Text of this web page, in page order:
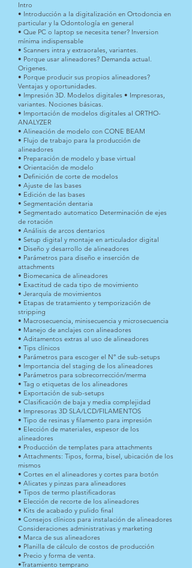
Intro
• Introducción a la digitalización en Ortodoncia en
particular y la Odontología en general
• Que PC o laptop se necesita tener? Inversion
mínima indispensable
• Scanners intra y extraorales, variantes.
• Porque usar alineadores? Demanda actual.
Origenes.
• Porque producir sus propios alineadores?
Ventajas y oportunidades.
• Impresión 3D. Modelos digitales • Impresoras,
variantes. Nociones básicas.
• Importación de modelos digitales al ORTHO-
ANALYZER
• Alineación de modelo con CONE BEAM
• Flujo de trabajo para la producción de
alineadores
• Preparación de modelo y base virtual
• Orientación de modelo
• Definición de corte de modelos
• Ajuste de las bases
• Edición de las bases
• Segmentación dentaria
• Segmentado automatico Determinación de ejes
de rotación
• Análisis de arcos dentarios
• Setup digital y montaje en articulador digital
• Diseño y desarrollo de alineadores
• Parámetros para diseño e inserción de
attachments
• Biomecanica de alineadores
• Exactitud de cada tipo de movimiento
• Jerarquía de movimientos
• Etapas de tratamiento y temporización de
stripping
• Macrosecuencia, minisecuencia y microsecuencia
• Manejo de anclajes con alineadores
• Aditamentos extras al uso de alineadores
• Tips clínicos
• Parámetros para escoger el N° de sub-setups
• Importancia del staging de los alineadores
• Parámetros para sobrecorrección/merma
• Tag o etiquetas de los alineadores
• Exportación de sub-setups
• Clasificación de baja y media complejidad
• Impresoras 3D SLA/LCD/FILAMENTOS
• Tipo de resinas y filamento para impresión
• Elección de materiales, espesor de los
alineadores
• Producción de templates para attachments
• Attachments: Tipos, forma, bisel, ubicación de los
mismos
• Cortes en el alineadores y cortes para botón
• Alicates y pinzas para alineadores
• Tipos de termo plastificadoras
• Elección de recorte de los alineadores
• Kits de acabado y pulido final
• Consejos clínicos para instalación de alineadores
Consideraciones administrativas y marketing
• Marca de sus alineadores
• Planilla de cálculo de costos de producción
• Precio y forma de venta.
•Tratamiento temprano